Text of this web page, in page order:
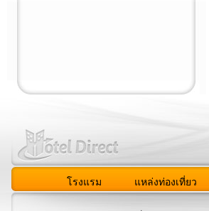
โรงแรม แหล่งท่องเที่ยว